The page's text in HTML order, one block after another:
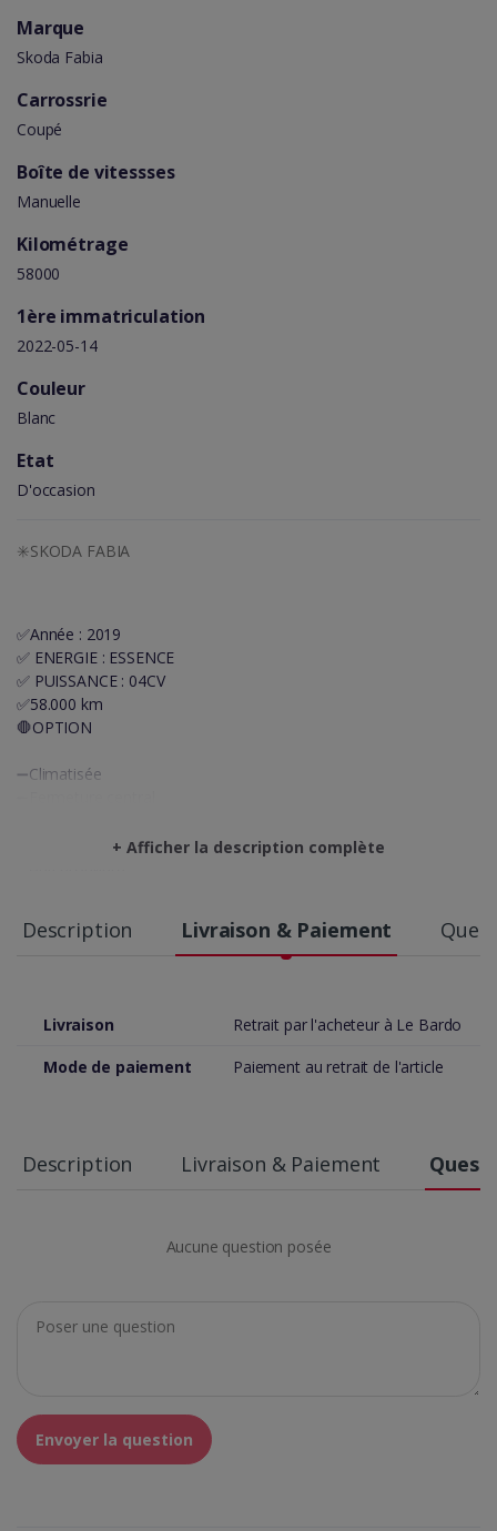
Marque
Skoda Fabia
Carrossrie
Coupé
Boîte de vitessses
Manuelle
Kilométrage
58000
1ère immatriculation
2022-05-14
Couleur
Blanc
Etat
D'occasion
✳️SKODA FABIA
✅Année ️: 2019
✅️ ENERGIE : ESSENCE
✅️ PUISSANCE : 04CV
✅️58.000 km
🛑OPTION
➖Climatisée
➖Vitres électriques
🏰Showroom PREMIUM CARS PLUS BARDO ROUTE X EN FACE
https://maps.app.goo.gl/Joq8Jw1qvss3oht89
+ Afficher la description complète
Description Livraison & Paiement
Livraison
Retrait par l'acheteur à Le Bardo
Mode de paiement
Paiement au retrait de l'article
Description Livraison & Paiement
Aucune question posée
Envoyer la question